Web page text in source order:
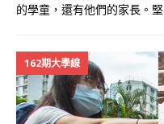
的學童，還有他們的家長。堅
162期大學線